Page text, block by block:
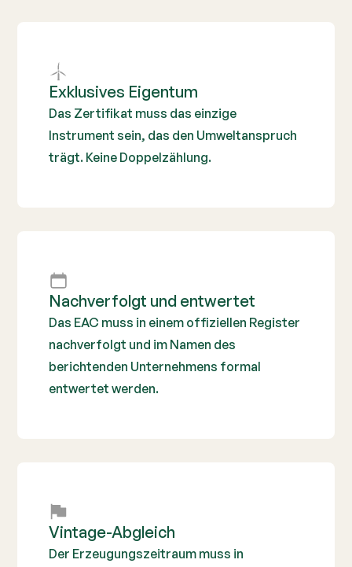
Exklusives Eigentum
Das Zertifikat muss das einzige
Instrument sein, das den Umweltanspruch
trägt. Keine Doppelzählung.
Nachverfolgt und entwertet
Das EAC muss in einem offiziellen Register
nachverfolgt und im Namen des
berichtenden Unternehmens formal
entwertet werden.
Vintage-Abgleich
Der Erzeugungszeitraum muss in